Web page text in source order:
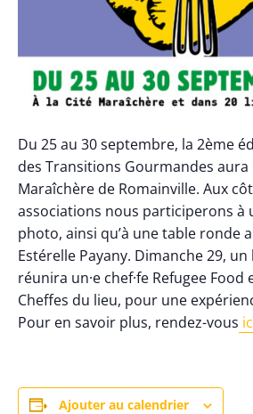
Du 25 au 30 septembre, la 2ème
des Transitions Gourmandes aura
Maraîchère de Romainville. Aux
associations nous participerons à
photo, ainsi qu’à une table ronde
Estérelle Payany. Dimanche 29,
réunira un·e chef·fe Refugee
Cheffes du lieu, pour une
Pour en savoir plus, rendez-vous
Ajouter au calendrier